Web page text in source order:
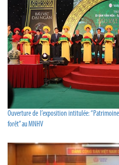
Ouverture de l’exposition intitulée:
forêt” au MNHV